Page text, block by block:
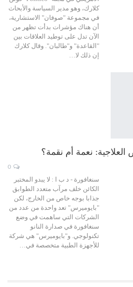
كلارك، وهو مدير السياسة والأبحاث
في مجموعة "صوفان" الاستشارية،
أن هناك مؤشرات بدأت تظهر من
الآن تدل على توطيد العلاقات بين
"القاعدة" و"طالبان". وقال كلارك
إن ذلك لا…
العلاجية: نعمة أم نقمة؟
سنغافورة - د ب ا : لا يبدو المختبر
الكائن خلف مرآب متعدد الطوابق
جذابا بوجه خاص من الخارج، لكن
"بايوميرس" تعد واحدة من عدد من
الشركات التي ساهمت في وضع
سنغافورة في صدارة النانو
تكنولوجي. و"بايوميرس" هي شركة
للأجهزة الطبية متخصصة في…